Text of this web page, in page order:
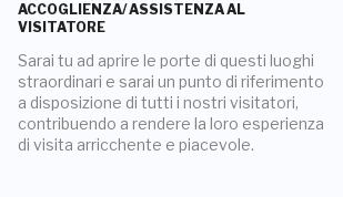
ACCOGLIENZA/ ASSISTENZA AL
VISITATORE
Sarai tu ad aprire le porte di questi luoghi
straordinari e sarai un punto di riferimento
a disposizione di tutti i nostri visitatori,
contribuendo a rendere la loro esperienza
di visita arricchente e piacevole.